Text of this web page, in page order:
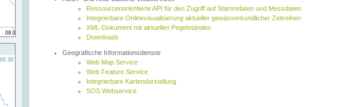
Ressourcenorientierte API für den Zugriff auf Stammdaten und Messdaten.
Integrierbare Onlinevisualisierung aktueller gewässerkundlicher Zeitreihen
XML-Dokument mit aktuellen Pegelständen
Downloads
Geografische Informationsdienste
Web Map Service
Web Feature Service
Integrierbare Kartendarstellung
SOS Webservice